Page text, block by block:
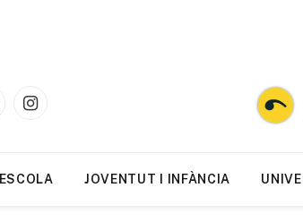
Instagram
ESCOLA JOVENTUT I INFÀNCIA